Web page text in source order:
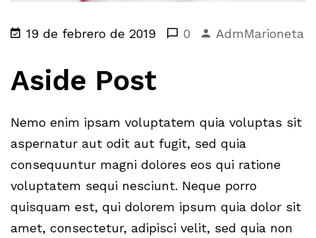
19 de febrero de 2019 0 AdmMarioneta
Aside Post
Nemo enim ipsam voluptatem quia voluptas sit
aspernatur aut odit aut fugit, sed quia
consequuntur magni dolores eos qui ratione
voluptatem sequi nesciunt. Neque porro
quisquam est, qui dolorem ipsum quia dolor sit
amet, consectetur, adipisci velit, sed quia non